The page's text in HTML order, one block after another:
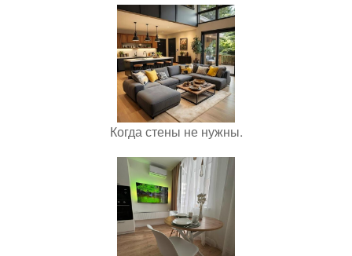
Когда стены не нужны.